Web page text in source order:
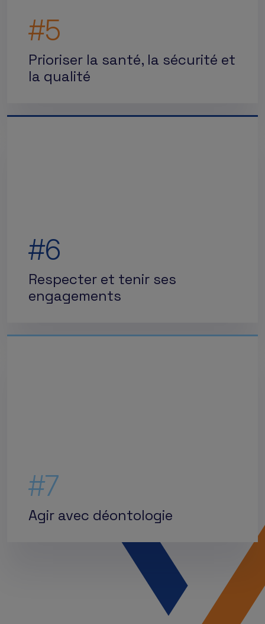
#5
Prioriser la santé, la sécurité et
la qualité
#6
Respecter et tenir ses
engagements
#7
Agir avec déontologie